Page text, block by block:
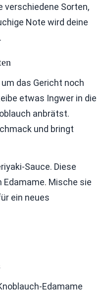
verschiedene Sorten,
Note wird deine
das Gericht noch
etwas Ingwer in die
anbrätst.
und bringt
Sauce. Diese
Edamame. Mische sie
ein neues
Edamame